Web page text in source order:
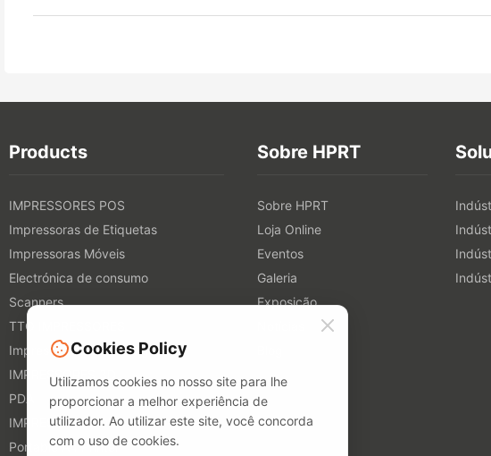
Products
IMPRESSORES POS
Impressoras de Etiquetas
Impressoras Móveis
Electrónica de consumo
Scanners
TTO IMPRESSORES
Impressoras Têxteis Digitais
IMPRESSORES 3D
PDA
IMPRESSORES DE FOTOS
Portable A4 Printer
Sobre HPRT
Sobre HPRT
Loja Online
Eventos
Galeria
Exposição
Cookies Policy
Utilizamos cookies no nosso site para lhe
proporcionar a melhor experiência de
utilizador. Ao utilizar este site, você concorda
com o uso de cookies.